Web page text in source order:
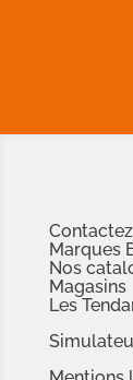
Marques
Nos
Magasins
Les